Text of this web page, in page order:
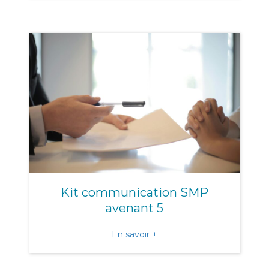
Kit communication SMP
avenant 5
En savoir +